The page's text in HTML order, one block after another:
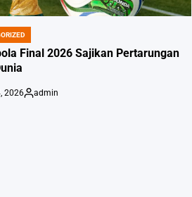
Final 2026 Sajikan Pertarungan
2026
Posted
admin